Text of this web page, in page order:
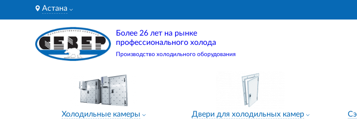
Астана
Более 26 лет на рынке
профессионального холода
Производство холодильного оборудования
Холодильные камеры Двери для холодильных камер